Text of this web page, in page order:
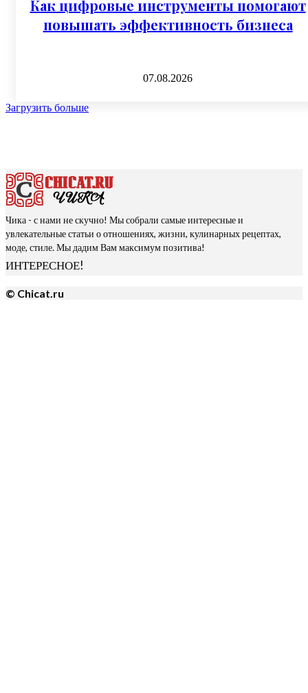
Как цифровые инструменты помогают
повышать эффективность бизнеса
07.08.2026
Загрузить больше
Чика - с нами не скучно! Мы собрали самые интересные и
увлекательные статьи о отношениях, жизни, кулинарных рецептах,
моде, стиле. Мы дадим Вам максимум позитива!
ИНТЕРЕСНОЕ!
© Chicat.ru